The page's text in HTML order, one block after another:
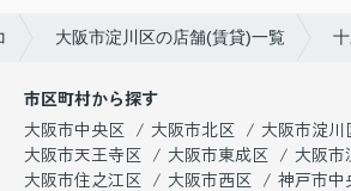
大阪市淀川区の店舗(賃貸)一覧
市区町村から探す
大阪市中央区
大阪市北区
大阪市淀川
大阪市天王寺区
大阪市東成区
大阪市
大阪市住之江区
大阪市西区 神戸市中